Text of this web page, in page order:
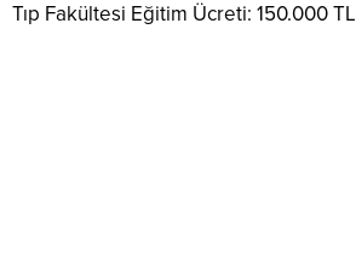
Tıp Fakültesi Eğitim Ücreti: 150.000 TL